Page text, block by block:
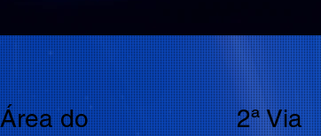
Área do
2ª Via